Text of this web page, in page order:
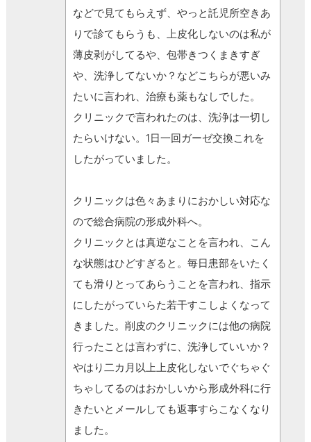
などで見てもらえず、やっと託児所空きあ
りで診てもらうも、上皮化しないのは私が
薄皮剥がしてるや、包帯きつくまきすぎ
や、洗浄してないか？などこちらが悪いみ
たいに言われ、治療も薬もなしでした。
クリニックで言われたのは、洗浄は一切し
たらいけない。1日一回ガーゼ交換これを
したがっていました。
クリニックは色々あまりにおかしい対応な
ので総合病院の形成外科へ。
クリニックとは真逆なことを言われ、こん
な状態はひどすぎると。毎日患部をいたく
ても滑りとってあらうことを言われ、指示
にしたがっていらた若干すこしよくなって
きました。削皮のクリニックには他の病院
行ったことは言わずに、洗浄していいか？
やはり二カ月以上上皮化しないでぐちゃぐ
ちゃしてるのはおかしいから形成外科に行
きたいとメールしても返事すらこなくなり
ました。